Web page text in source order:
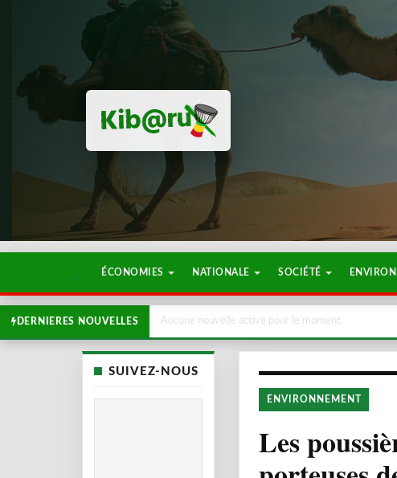
ÉCONOMIES NATIONALE SOCIÉTÉ
DERNIERES NOUVELLES Aucune nouvelle active pour le moment.
SUIVEZ-NOUS
ENVIRONNEMENT
Les